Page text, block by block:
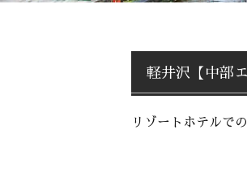
軽井沢【中部
リゾートホテルで